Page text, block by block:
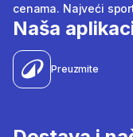
cenama. Najveći
Naša
Preuzmite